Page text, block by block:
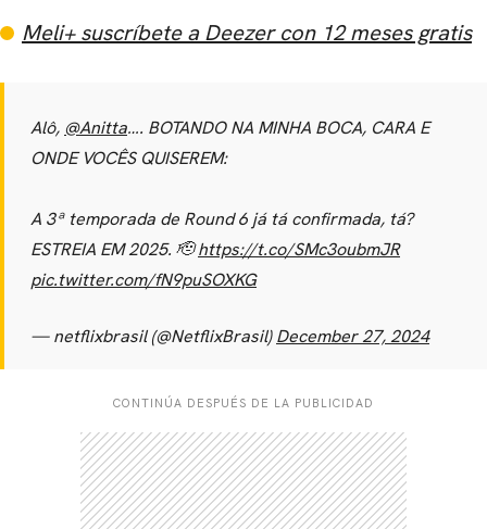
Meli+ suscríbete a Deezer con 12 meses gratis
Alô, @Anitta…. BOTANDO NA MINHA BOCA, CARA E
ONDE VOCÊS QUISEREM:
A 3ª temporada de Round 6 já tá confirmada, tá?
ESTREIA EM 2025. 🫡https://t.co/SMc3oubmJR
pic.twitter.com/fN9puSOXKG
— netflixbrasil (@NetflixBrasil)December 27, 2024
CONTINÚA DESPUÉS DE LA PUBLICIDAD
CARREGANDO PUBLICIDADE